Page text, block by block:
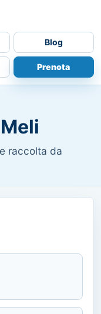
Blog
Prenota
raccolta da